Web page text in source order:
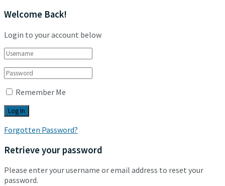
Welcome Back!
Login to your account below
Remember Me
Forgotten Password?
Retrieve your password
Please enter your username or email address to reset your
password.